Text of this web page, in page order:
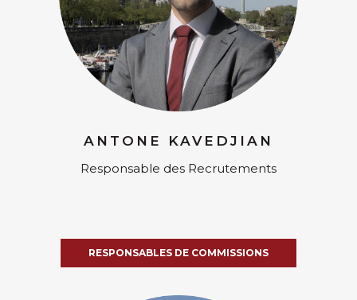
ANTONE KAVEDJIAN
Responsable des Recrutements
RESPONSABLES DE COMMISSIONS